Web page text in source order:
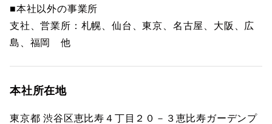
■本社以外の事業所
支社、営業所：札幌、仙台、東京、名古屋、大阪、広
島、福岡 他
本社所在地
東京都 渋谷区恵比寿４丁目２０－３恵比寿ガーデンプ